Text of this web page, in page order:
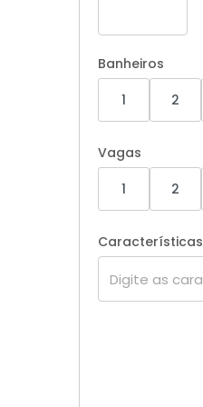
Banheiros
1
2
Vagas
1
2
Características